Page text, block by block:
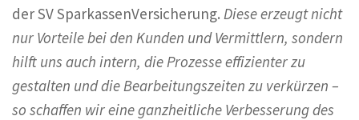
der SV SparkassenVersicherung. Diese erzeugt nicht
nur Vorteile bei den Kunden und Vermittlern, sondern
hilft uns auch intern, die Prozesse effizienter zu
gestalten und die Bearbeitungszeiten zu verkürzen –
so schaffen wir eine ganzheitliche Verbesserung des